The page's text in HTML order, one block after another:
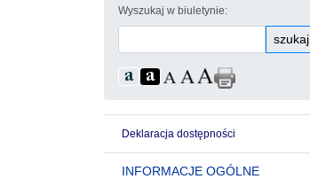
Wyszukaj w biuletynie:
szukaj
Deklaracja dostępności
INFORMACJE OGÓLNE